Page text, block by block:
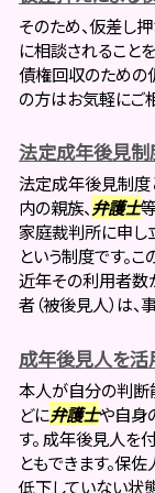
そのため、仮差し
に相談されること
債権回収のための
の方はお気軽にご
法定成年後見制
法定成年後見制度
内の親族、 弁護士
家庭裁判所に申し
という制度です。
近年その利用者数
者（被後見人）は、
成年後見人を活
本人が自分の判断
どに弁護士や自身
す。 成年後見人を
ともできます。保
低下していない状